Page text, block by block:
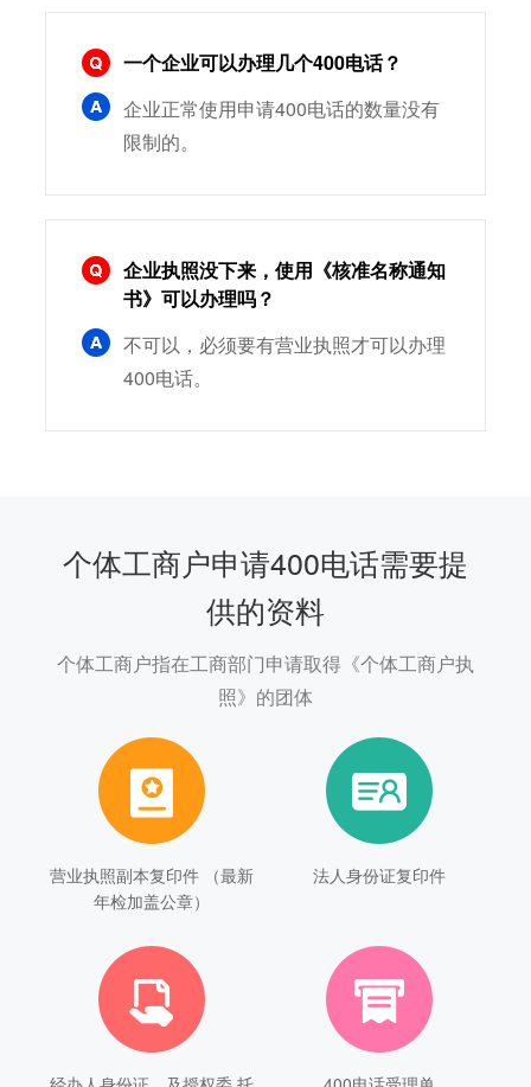
一个企业可以办理几个400电话？
企业正常使用申请400电话的数量没有
限制的。
企业执照没下来，使用《核准名称通知
书》可以办理吗？
不可以，必须要有营业执照才可以办理
400电话。
个体工商户申请400电话需要提
供的资料
个体工商户指在工商部门申请取得《个体工商户执
照》的团体
营业执照副本复印件 （最新
年检加盖公章）
法人身份证复印件